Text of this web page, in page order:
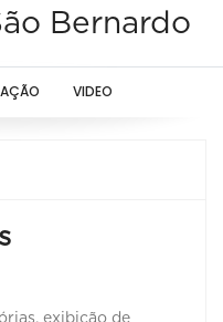
Bernardo
VIDEO
exibição de